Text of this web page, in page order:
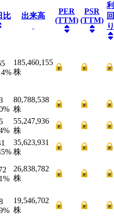
比 出来高
PER
(TTM)
PSR
(TTM)
利
回
り
%
185,460,155
株
%
80,788,538
株
%
55,247,936
株
%
35,623,931
株
%
26,838,782
株
%
19,546,702
株